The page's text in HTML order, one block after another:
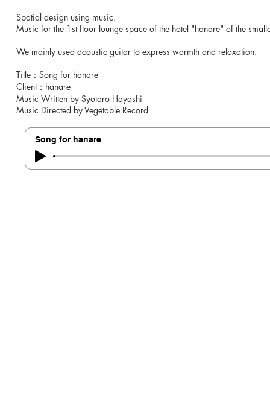
Spatial design using music.
Music for the 1st floor lounge space of the hotel "hanare" of the
We mainly used acoustic guitar to express warmth and relaxation.
Title：Song for hanare
Client： hanare
Music Written by Syotaro Hayashi
Music Directed by Vegetable Record
Song for hanare